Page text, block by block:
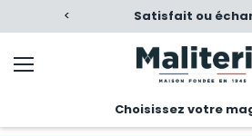
<
Satisfait ou échangé
Choisissez votre